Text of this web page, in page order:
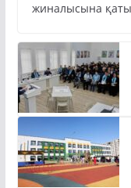
жиналысына